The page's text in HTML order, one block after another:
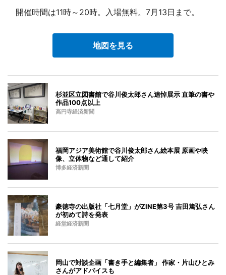
開催時間は11時～20時。入場無料。7月13日まで。
地図を見る
杉並区立図書館で谷川俊太郎さん追悼展示 直筆の書や
作品100点以上
高円寺経済新聞
福岡アジア美術館で谷川俊太郎さん絵本展 原画や映
像、立体物など通して紹介
博多経済新聞
豪徳寺の出版社「七月堂」がZINE第3号 吉田篤弘さん
が初めて詩を発表
経堂経済新聞
岡山で対談企画「書き手と編集者」 作家・片山ひとみ
さんがアドバイスも